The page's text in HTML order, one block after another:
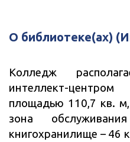
О библиотеке(ах)
Колледж
интеллект-
площадью 110,7 кв.
зона
книгохранилище – 46